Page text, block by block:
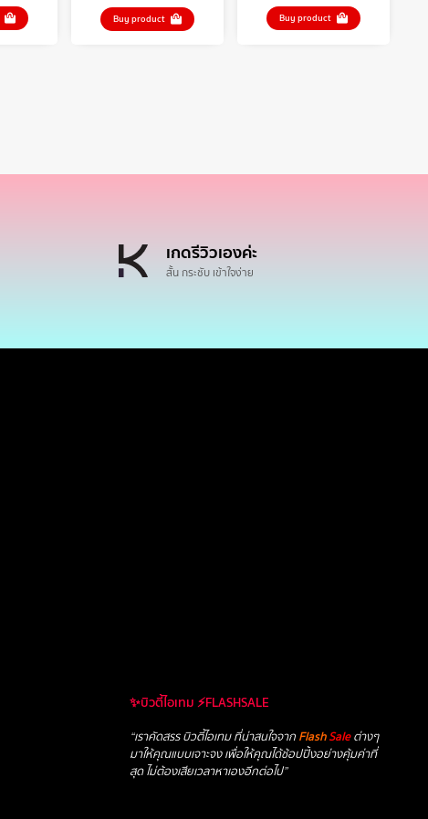
Buy product Buy product
เกดรีวิวเองค่ะ
สั้น กระชับ เข้าใจง่าย
✨บิวตี้ไอเทม ⚡FLASHSALE
“เราคัดสรร บิวตี้ไอเทม ที่น่าสนใจจาก FlashSaleต่างๆ
มาให้คุณแบบเจาะจง เพื่อให้คุณได้ช้อปปิ้งอย่างคุ้มค่าที่
สุด ไม่ต้องเสียเวลาหาเองอีกต่อไป”